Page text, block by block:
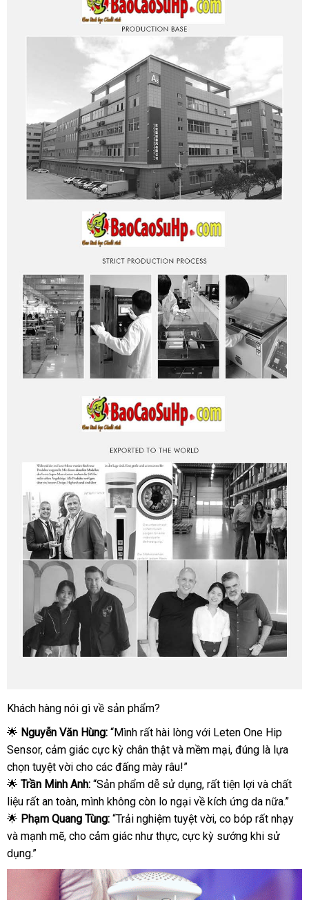
Giá
sỉ
Cốc
thủ
dâm
co
bóp
mút
Leten
Hip
sensor
hàng
Khách hàng nói gì về sản phẩm?
🌟 Nguyễn Văn Hùng: “Mình rất hài lòng với Leten One Hip
Sensor, cảm giác cực kỳ chân thật và mềm mại, đúng là lựa
chọn tuyệt vời cho các đấng mày râu!”
🌟 Trần Minh Anh: “Sản phẩm dễ sử dụng, rất tiện lợi và chất
liệu rất an toàn, mình không còn lo ngại về kích ứng da nữa.”
🌟 Phạm Quang Tùng: “Trải nghiệm tuyệt vời, co bóp rất nhạy
và mạnh mẽ, cho cảm giác như thực, cực kỳ sướng khi sử
dụng.”